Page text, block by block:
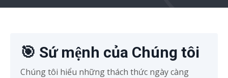
🎯 Sứ mệnh của Chúng tôi
Chúng tôi hiểu những thách thức ngày càng